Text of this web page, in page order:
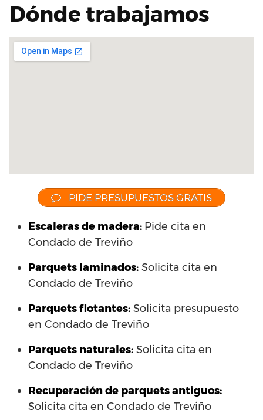
Dónde trabajamos
PIDE PRESUPUESTOS GRATIS
Escaleras de madera: Pide cita en
Condado de Treviño
Parquets laminados: Solicita cita en
Condado de Treviño
Parquets flotantes: Solicita presupuesto
en Condado de Treviño
Parquets naturales: Solicita cita en
Condado de Treviño
Recuperación de parquets antiguos:
Solicita cita en Condado de Treviño